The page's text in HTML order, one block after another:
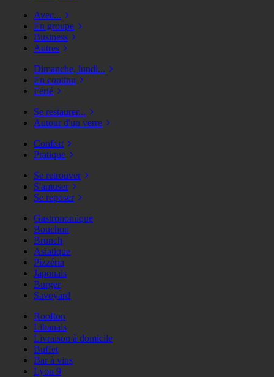
Avec...
En groupe
Business
Autres
Dimanche, lundi...
En continu
Férié
Se restaurer...
Autour d'un verre
Confort
Pratique
Se retrouver
S'amuser
Se reposer
Gastronomique
Bouchon
Brunch
Asiatique
Pizzéria
Japonais
Burger
Savoyard
Rooftop
Libanais
Livraison à domicile
Buffet
Bar à vins
Lyon 9